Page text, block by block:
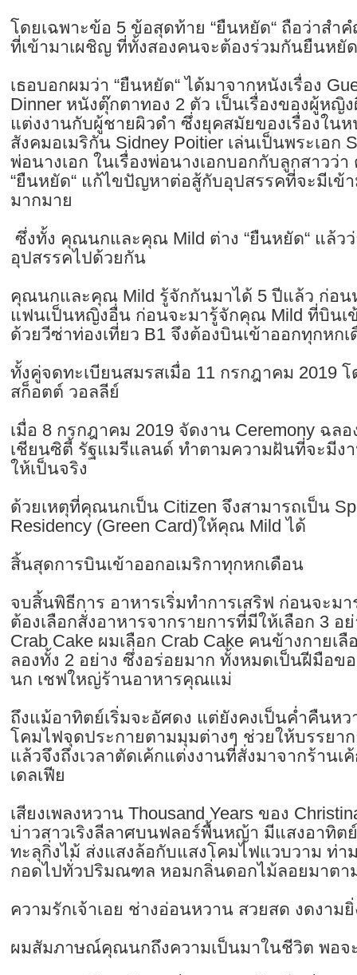
โดยเฉพาะข้อ 5 ข้อสุดท้าย “ยืนหยัด“ ถือว่าสำ
ที่เข้ามาเผชิญ ที่ทั้งสองคนจะต้องร่วมกันยืนหยั
เธอบอกผมว่า “ยืนหยัด“ ได้มาจากหนังเรื่อง
Dinner หนังตุ๊กตาทอง 2 ตัว เป็นเรื่องของผู้หญิ
แต่งงานกับผู้ชายผิวดำ ซึ่งยุคสมัยของเรื่องใน
สังคมอเมริกัน Sidney Poitier เล่นเป็นพระเอก
พ่อนางเอก ในเรื่องพ่อนางเอกบอกกับลูกสาวว่
“ยืนหยัด“ แก้ไขปัญหาต่อสู้กับอุปสรรคที่จะมีเข้
มากมาย
ซึ่งทั้ง คุณนกและคุณ Mild ต่าง “ยืนหยัด“ แล้ว
อุปสรรคไปด้วยกัน
คุณนกและคุณ Mild รู้จักกันมาได้ 5 ปีแล้ว ก่อ
แฟนเป็นหญิงอื่น ก่อนจะมารู้จักคุณ Mild ที่บินเ
ด้วยวีซ่าท่องเที่ยว B1 จึงต้องบินเข้าออกทุกหก
ทั้งคู่จดทะเบียนสมรสเมื่อ 11 กรกฎาคม 2019
สก็อตต์ วอลลีย์
เมื่อ 8 กรกฎาคม 2019 จัดงาน Ceremony ฉล
เชียนซิตี้ รัฐแมรีแลนด์ ทำตามความฝันที่จะมีง
ให้เป็นจริง
ด้วยเหตุที่คุณนกเป็น Citizen จึงสามารถเป็น
Residency (Green Card)ให้คุณ Mild ได้
สิ้นสุดการบินเข้าออกอเมริกาทุกหกเดือน
จบสิ้นพิธีการ อาหารเริ่มทำการเสริฟ ก่อนจะม
ต้องเลือกสั่งอาหารจากรายการที่มีให้เลือก 3 อ
Crab Cake ผมเลือก Crab Cake คนข้างกายเลื
ลองทั้ง 2 อย่าง ซึ่งอร่อยมาก ทั้งหมดเป็นฝีมือ
นก เชฟใหญ่ร้านอาหารคุณแม่
ถึงแม้อาทิตย์เริ่มจะอัศดง แต่ยังคงเป็นค่ำคืนห
โคมไฟจุดประกายตามมุมต่างๆ ช่วยให้บรรยา
แล้วจึงถึงเวลาตัดเค้กแต่งงานที่สั่งมาจากร้านเ
เดลเฟีย
เสียงเพลงหวาน Thousand Years ของ
บ่าวสาวเริงลีลาศบนฟลอร์พื้นหญ้า มีแสงอาทิต
ทะลุกิ่งไม้ ส่งแสงล้อกับแสงโคมไฟแวบวาม ท่า
กอดไปทั่วปริมณฑล หอมกลิ่นดอกไม้ลอยมาตา
ความรักเจ้าเอย ช่างอ่อนหวาน สวยสด งดงาม
ผมสัมภาษณ์คุณนกถึงความเป็นมาในชีวิต พอจ